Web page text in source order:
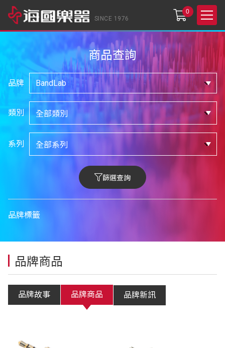
SINCE 1976
0
商品查詢
品牌
類別
系列
篩選查詢
品牌標籤
品牌商品
品牌故事 品牌商品 品牌新訊